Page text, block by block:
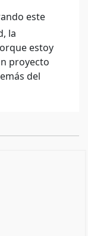
este
la
estoy
proyecto
del